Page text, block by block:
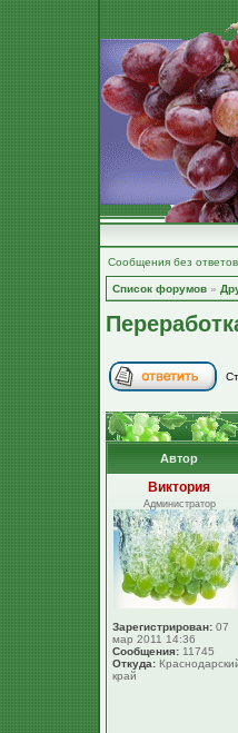
Сообщения без ответов
Список форумов »
Автор
Виктория
Администратор
Зарегистрирован: 07
мар 2011 14:36
Сообщения: 11745
Откуда:
край